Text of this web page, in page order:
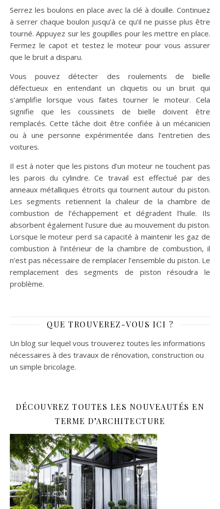
Serrez les boulons en place avec la clé à douille. Continuez
à serrer chaque boulon jusqu’à ce qu’il ne puisse plus être
tourné. Appuyez sur les goupilles pour les mettre en place.
Fermez le capot et testez le moteur pour vous assurer
que le bruit a disparu.
Vous pouvez détecter des roulements de bielle
défectueux en entendant un cliquetis ou un bruit qui
s’amplifie lorsque vous faites tourner le moteur. Cela
signifie que les coussinets de bielle doivent être
remplacés. Cette tâche doit être confiée à un mécanicien
ou à une personne expérimentée dans l’entretien des
voitures.
Il est à noter que les pistons d’un moteur ne touchent pas
les parois du cylindre. Ce travail est effectué par des
anneaux métalliques étroits qui tournent autour du piston.
Les segments retiennent la chaleur de la chambre de
combustion de l’échappement et dégradent l’huile. Ils
absorbent également l’usure due au mouvement du piston.
Lorsque le moteur perd sa capacité à maintenir les gaz de
combustion à l’intérieur de la chambre de combustion, il
n’est pas nécessaire de remplacer l’ensemble du piston. Le
remplacement des segments de piston résoudra le
problème.
QUE TROUVEREZ-VOUS ICI ?
Un blog sur lequel vous trouverez toutes les informations
nécessaires à des travaux de rénovation, construction ou
un simple bricolage.
DÉCOUVREZ TOUTES LES NOUVEAUTÉS EN
TERME D’ARCHITECTURE